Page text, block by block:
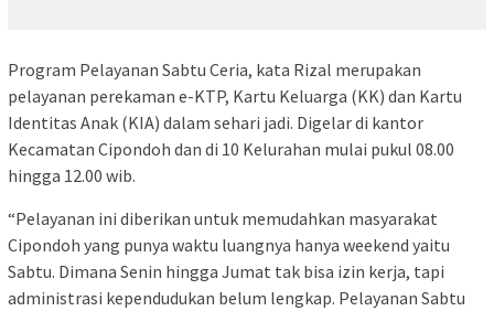
Program Pelayanan Sabtu Ceria, kata Rizal merupakan
pelayanan perekaman e-KTP, Kartu Keluarga (KK) dan Kartu
Identitas Anak (KIA) dalam sehari jadi. Digelar di kantor
Kecamatan Cipondoh dan di 10 Kelurahan mulai pukul 08.00
hingga 12.00 wib.
“Pelayanan ini diberikan untuk memudahkan masyarakat
Cipondoh yang punya waktu luangnya hanya weekend yaitu
Sabtu. Dimana Senin hingga Jumat tak bisa izin kerja, tapi
administrasi kependudukan belum lengkap. Pelayanan Sabtu